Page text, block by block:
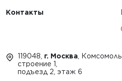
Контакты
119048, г. Москва ,
строение 1,
подъезд 2, этаж 6